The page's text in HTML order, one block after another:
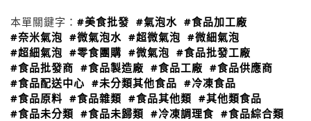
本單關鍵字： #美食批發 #氣泡水 #食品加工廠
#奈米氣泡 #微氣泡水 #超微氣泡 #微細氣泡
#超細氣泡 #零食團購 #微氣泡 #食品批發工廠
#食品批發商 #食品製造廠 #食品工廠 #食品供應商
#食品配送中心 #未分類其他食品 #冷凍食品
#食品原料 #食品雜類 #食品其他類 #其他類食品
#食品未分類 #食品未歸類 #冷凍調理食 #食品綜合類